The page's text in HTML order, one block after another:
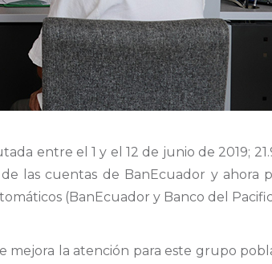
entre el 1 y el 12 de junio de 2019;
las cuentas de BanEcuador y ahora
(BanEcuador y Banco del
la atención para este grupo